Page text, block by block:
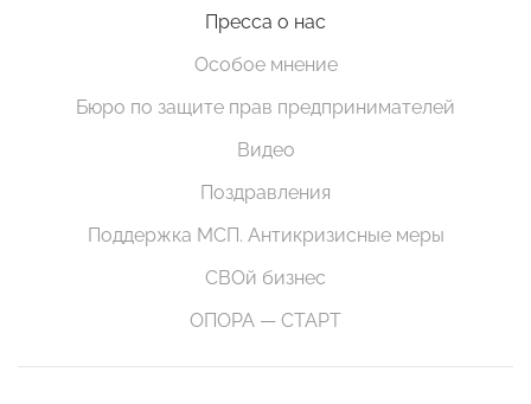
Пресса о нас
Особое мнение
Бюро по защите прав предпринимателей
Видео
Поздравления
Поддержка МСП. Антикризисные меры
СВОй бизнес
ОПОРА — СТАРТ